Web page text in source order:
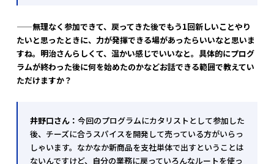
——無理なく参加できて、戻ってきた後でもう1回新しいことやり
たいと思ったときに、力が発揮できる場があったらいいなと思いま
すね。明治さんらしくて、温かい感じでいいなと。具体的にプログ
ラムが終わった後に何を始めたのかなどお話できる範囲で教えてい
ただけますか？
井野口さん： 今回のプログラムにカタリストとして参加した
後、チーズに合うスパイスを開発して売っている方がいらっ
しゃいます。なかなか新商品を支社単体で出すということは
ないんですけど、自分の業務に戻っていろんなルートを使っ